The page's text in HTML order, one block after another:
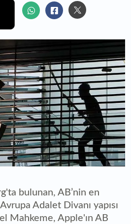
bulunan, AB’nin en
Adalet Divanı yapısı
Mahkeme, Apple'ın AB